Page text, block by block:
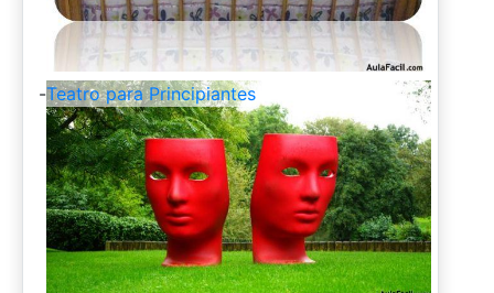
-Teatro para Principiantes